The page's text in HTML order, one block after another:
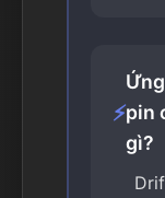
⚡pin
gì?